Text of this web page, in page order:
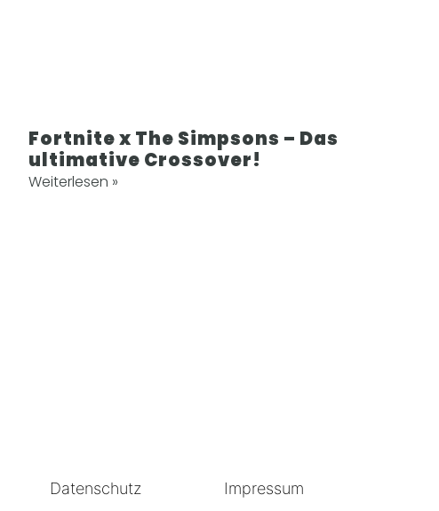
Fortnite x The Simpsons – Das
ultimative Crossover!
Weiterlesen »
Datenschutz Impressum